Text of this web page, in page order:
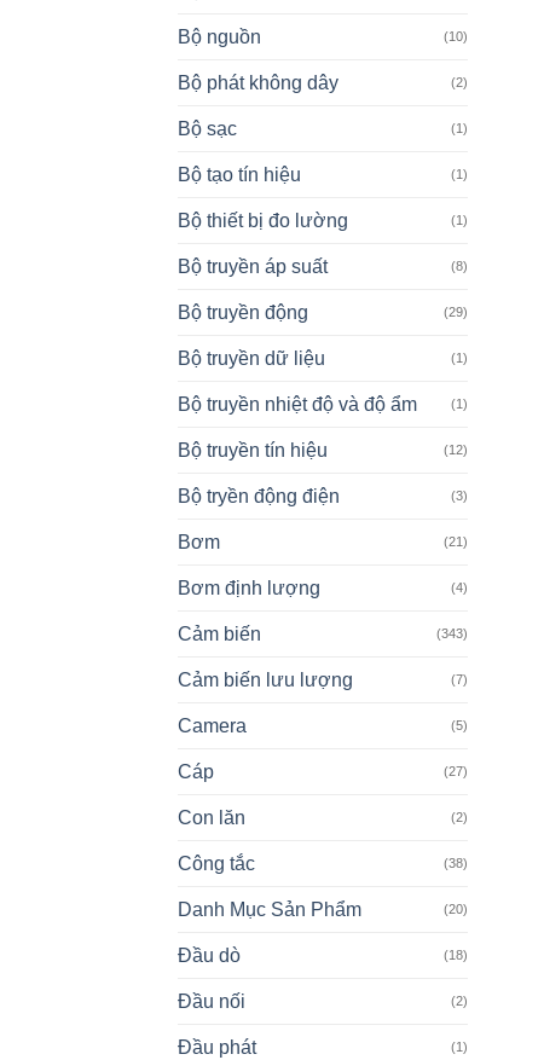
Bộ nguồn (10)
Bộ phát không dây (2)
Bộ sạc (1)
Bộ tạo tín hiệu (1)
Bộ thiết bị đo lường (1)
Bộ truyền áp suất (8)
Bộ truyền động (29)
Bộ truyền dữ liệu (1)
Bộ truyền nhiệt độ và độ ẩm (1)
Bộ truyền tín hiệu (12)
Bộ tryền động điện (3)
Bơm (21)
Bơm định lượng (4)
Cảm biến (343)
Cảm biến lưu lượng (7)
Camera (5)
Cáp (27)
Con lăn (2)
Công tắc (38)
Danh Mục Sản Phẩm (20)
Đầu dò (18)
Đầu nối (2)
Đầu phát (1)